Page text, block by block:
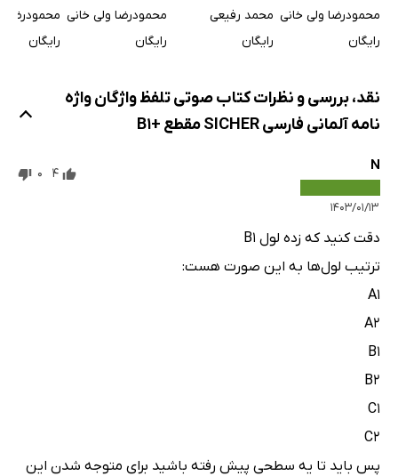
آلمانی فارسی
محمودرضا ولی خانی
رایگان
آلمانی فارسی
مقطع A2
محمد رفیعی
رایگان
آلمانی فارسی
محمودرضا ولی خانی
رایگان
آزمون
محمودرضا
رایگان
نقد، بررسی و نظرات کتاب صوتی تلفظ واژگان واژه‌
نامه‌ آلمانی فارسی SICHER مقطع +B1
N
۱۴۰۳/۰۱/۱۳
4
0
دقت کنید که زده لول B1
ترتیب لول‌ها به این صورت هست:
A1
A2
B1
B2
C1
C2
پس باید تا یه سطحی پیش رفته باشید برای متوجه شدن این